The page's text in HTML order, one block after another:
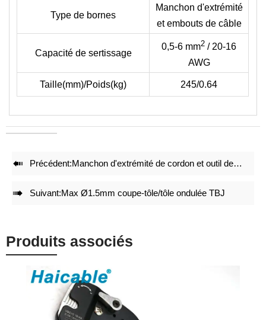
Type de bornes
Manchon d'extrémité
et embouts de câble
Capacité de sertissage
0,5-6 mm2 / 20-16
AWG
Taille(mm)/Poids(kg) 245/0.64
• Les formats suivants n'incluent pas les bornes, veuillez
vérifier le type de borne avec nos dessins de matrices.
• Réduction de 50 % de l'énergie lors du sertissage.
• Des jeux de matrices de sertissage précis et un verrouillage
• Ajustement précis avant la livraison en usine.
 Précédent:Manchon d'extrémité de cordon et outil de sertissage de bornes de câble AP-04WFL
 Suivant:Max Ø1.5mm coupe-tôle/tôle ondulée TBJ
Produits associés